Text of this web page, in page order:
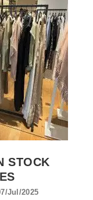
STOCK
Jul/2025